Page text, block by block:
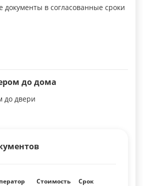
документы в согласованные сроки
до дома
до двери
Стоимость Срок